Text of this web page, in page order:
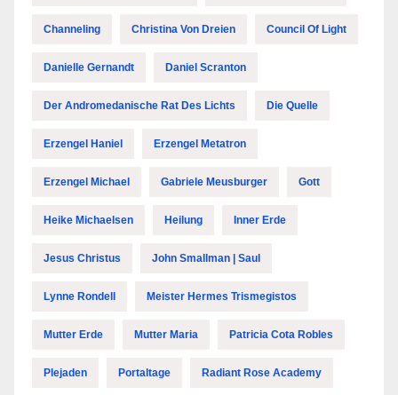
Channeling Christina Von Dreien Council Of Light
Danielle Gernandt Daniel Scranton
Der Andromedanische Rat Des Lichts Die Quelle
Erzengel Haniel Erzengel Metatron
Erzengel Michael Gabriele Meusburger Gott
Heike Michaelsen Heilung Inner Erde
Jesus Christus John Smallman | Saul
Lynne Rondell Meister Hermes Trismegistos
Mutter Erde Mutter Maria Patricia Cota Robles
Plejaden Portaltage Radiant Rose Academy